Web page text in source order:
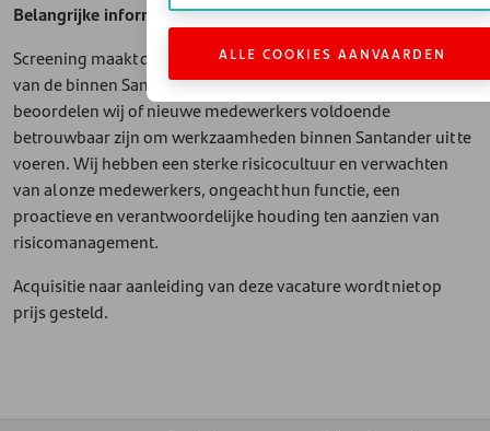
Belangrijke informatie
Screening maakt deel uit van de sollicitatieprocedure. Op basis
van de binnen Santander geldende screeningprocedures
beoordelen wij of nieuwe medewerkers voldoende
betrouwbaar zijn om werkzaamheden binnen Santander uit te
voeren. Wij hebben een sterke risicocultuur en verwachten
van al onze medewerkers, ongeacht hun functie, een
proactieve en verantwoordelijke houding ten aanzien van
risicomanagement.
Acquisitie naar aanleiding van deze vacature wordt niet op
prijs gesteld.
ALLE COOKIES AANVAARDEN